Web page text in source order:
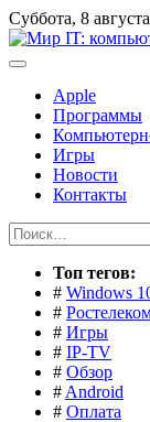
Перейти
к
содержимому
Суббота, 8
Apple
Программы
Игры
Новости
Контакты
Найти:
Toп тегов:
# Windows
#
# Игры
# IP-TV
# Обзор
# Android
# Оплата